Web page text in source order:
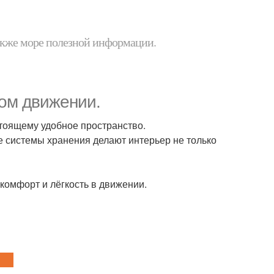
море полезной информации.
движении.
удобное пространство.
хранения делают интерьер не только
и лёгкость в движении.